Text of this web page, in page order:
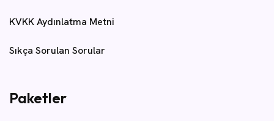
KVKK Aydınlatma Metni
Sıkça Sorulan Sorular
Paketler